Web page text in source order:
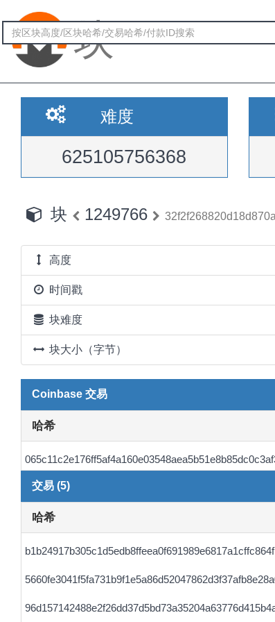
块
难度
625105756368
块 1249766
高度
时间戳
块难度
块大小（字节）
Coinbase 交易
哈希
交易 (5)
哈希